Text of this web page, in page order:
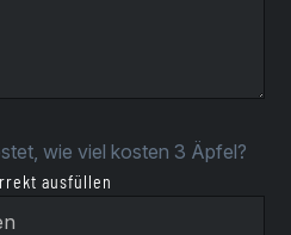
wie viel kosten 3 Äpfel?
ausfüllen